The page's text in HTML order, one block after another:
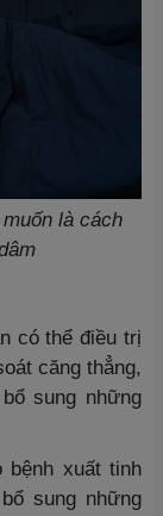
là cách
có thể điều trị
căng thẳng,
sung những
xuất tinh
sung những